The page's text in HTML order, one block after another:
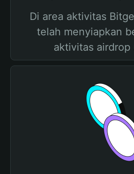
Di area aktivitas
telah menyiapkan
aktivitas airdrop